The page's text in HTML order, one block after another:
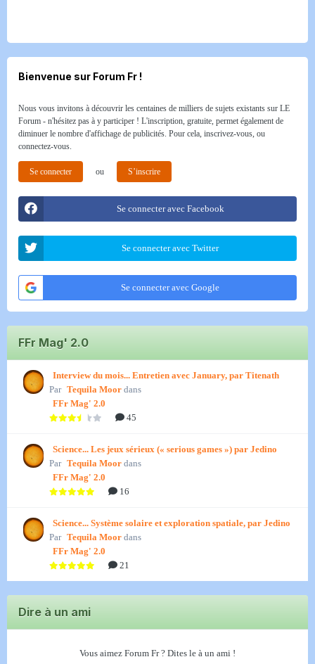
Bienvenue sur Forum Fr !
Nous vous invitons à découvrir les centaines de milliers de sujets existants sur LE
Forum - n'hésitez pas à y participer ! L'inscription, gratuite, permet également de
diminuer le nombre d'affichage de publicités. Pour cela, inscrivez-vous, ou
connectez-vous.
Se connecter ou S’inscrire
Se connecter avec Facebook
Se connecter avec Twitter
Se connecter avec Google
FFr Mag' 2.0
Interview du mois... Entretien avec January, par Titenath
Par Tequila Moor dans
FFr Mag' 2.0
45
Science... Les jeux sérieux (« serious games ») par Jedino
Par Tequila Moor dans
FFr Mag' 2.0
16
Science... Système solaire et exploration spatiale, par Jedino
Par Tequila Moor dans
FFr Mag' 2.0
21
Dire à un ami
Vous aimez Forum Fr ? Dites le à un ami !